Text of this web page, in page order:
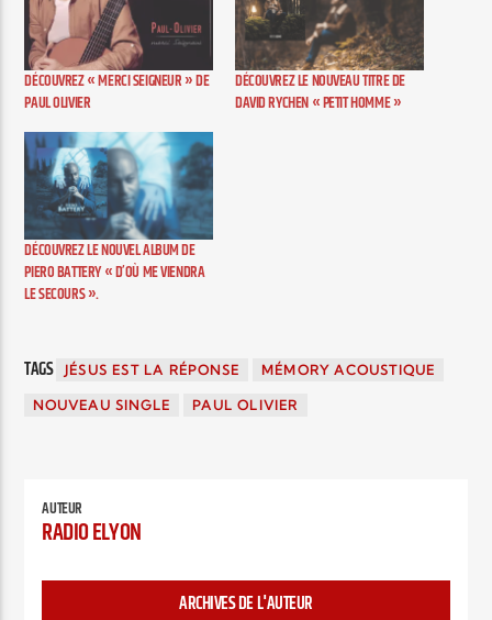
DÉCOUVREZ « MERCI SEIGNEUR » DE
PAUL OLIVIER
DÉCOUVREZ LE NOUVEAU TITRE DE
DAVID RYCHEN « PETIT HOMME »
DÉCOUVREZ LE NOUVEL ALBUM DE
PIERO BATTERY « D’OÙ ME VIENDRA
LE SECOURS ».
TAGS JÉSUS EST LA RÉPONSE MÉMORY ACOUSTIQUE
NOUVEAU SINGLE PAUL OLIVIER
AUTEUR
RADIO ELYON
ARCHIVES DE L'AUTEUR